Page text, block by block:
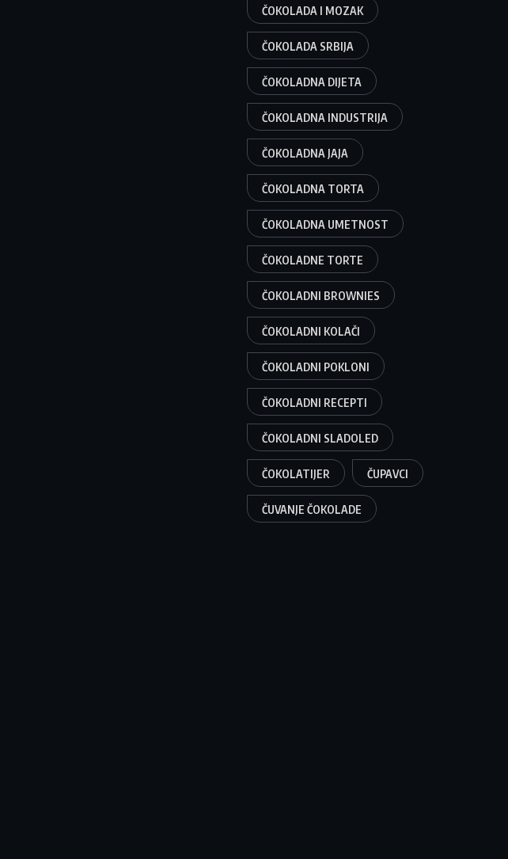
ČOKOLADA I MOZAK
ČOKOLADA SRBIJA
ČOKOLADNA DIJETA
ČOKOLADNA INDUSTRIJA
ČOKOLADNA JAJA
ČOKOLADNA TORTA
ČOKOLADNA UMETNOST
ČOKOLADNE TORTE
ČOKOLADNI BROWNIES
ČOKOLADNI KOLAČI
ČOKOLADNI POKLONI
ČOKOLADNI RECEPTI
ČOKOLADNI SLADOLED
ČOKOLATIJER ČUPAVCI
ČUVANJE ČOKOLADE